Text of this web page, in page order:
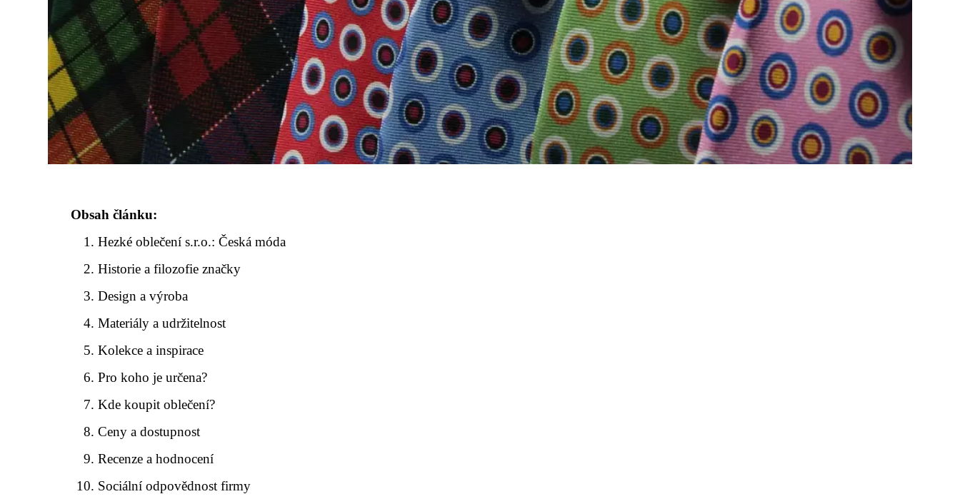
Obsah článku:
Hezké oblečení s.r.o.: Česká móda
Historie a filozofie značky
Design a výroba
Materiály a udržitelnost
Kolekce a inspirace
Pro koho je určena?
Kde koupit oblečení?
Ceny a dostupnost
Recenze a hodnocení
Sociální odpovědnost firmy